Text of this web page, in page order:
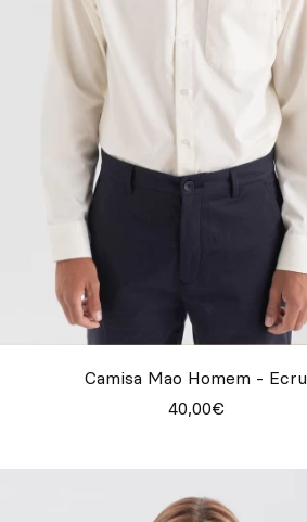
Camisa Mao Homem - Ecru
40,00€